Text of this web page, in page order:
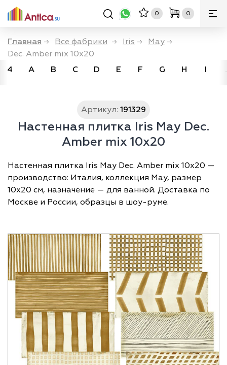
0 0
Главная → Все фабрики → Iris → May →
Dec. Amber mix 10x20
4
A B C D E F G H I
Артикул: 191329
Настенная плитка Iris May Dec.
Amber mix 10x20
Настенная плитка Iris May Dec. Amber mix 10x20 —
производство: Италия, коллекция May, размер
10х20 см, назначение — для ванной. Доставка по
Москве и России, образцы в шоу-руме.